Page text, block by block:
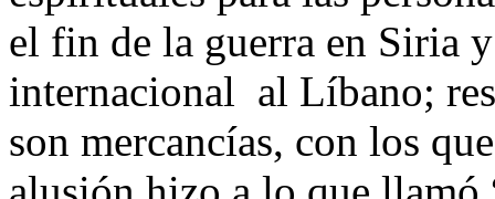
el fin de la guerra en Siria
internacional al Líbano;
son mercancías, con los